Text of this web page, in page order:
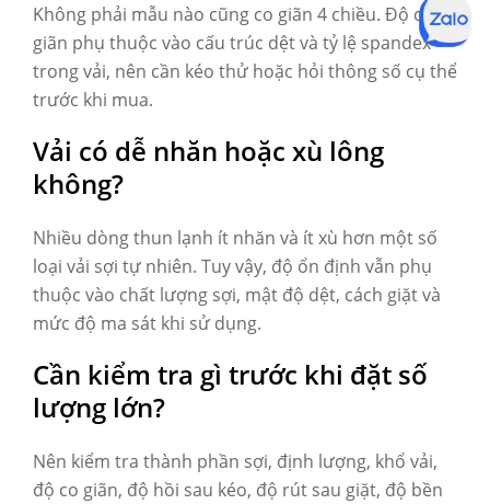
Không phải mẫu nào cũng co giãn 4 chiều. Độ co
giãn phụ thuộc vào cấu trúc dệt và tỷ lệ spandex
trong vải, nên cần kéo thử hoặc hỏi thông số cụ thể
trước khi mua.
Vải có dễ nhăn hoặc xù lông
không?
Nhiều dòng thun lạnh ít nhăn và ít xù hơn một số
loại vải sợi tự nhiên. Tuy vậy, độ ổn định vẫn phụ
thuộc vào chất lượng sợi, mật độ dệt, cách giặt và
mức độ ma sát khi sử dụng.
Cần kiểm tra gì trước khi đặt số
lượng lớn?
Nên kiểm tra thành phần sợi, định lượng, khổ vải,
độ co giãn, độ hồi sau kéo, độ rút sau giặt, độ bền